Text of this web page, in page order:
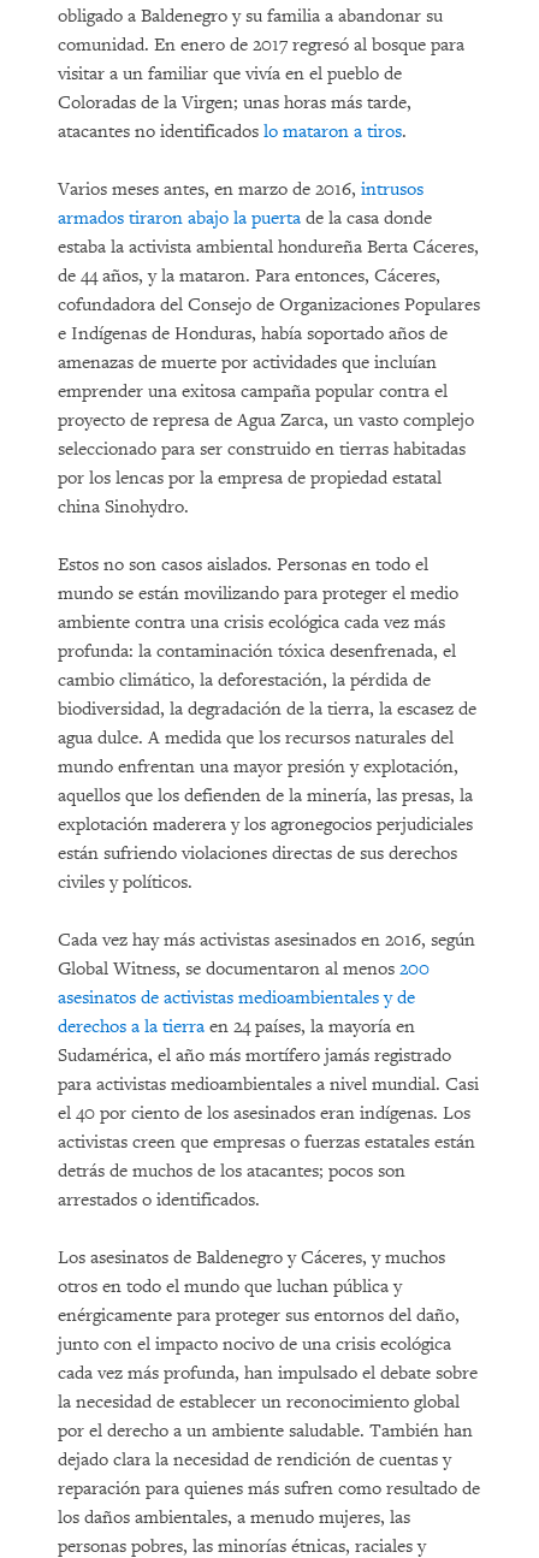
obligado a Baldenegro y su familia a abandonar su
comunidad. En enero de 2017 regresó al bosque para
visitar a un familiar que vivía en el pueblo de
Coloradas de la Virgen; unas horas más tarde,
atacantes no identificados lo mataron a tiros.
Varios meses antes, en marzo de 2016, intrusos
armados tiraron abajo la puerta de la casa donde
estaba la activista ambiental hondureña Berta Cáceres,
de 44 años, y la mataron. Para entonces, Cáceres,
cofundadora del Consejo de Organizaciones Populares
e Indígenas de Honduras, había soportado años de
amenazas de muerte por actividades que incluían
emprender una exitosa campaña popular contra el
proyecto de represa de Agua Zarca, un vasto complejo
seleccionado para ser construido en tierras habitadas
por los lencas por la empresa de propiedad estatal
china Sinohydro.
Estos no son casos aislados. Personas en todo el
mundo se están movilizando para proteger el medio
ambiente contra una crisis ecológica cada vez más
profunda: la contaminación tóxica desenfrenada, el
cambio climático, la deforestación, la pérdida de
biodiversidad, la degradación de la tierra, la escasez de
agua dulce. A medida que los recursos naturales del
mundo enfrentan una mayor presión y explotación,
aquellos que los defienden de la minería, las presas, la
explotación maderera y los agronegocios perjudiciales
están sufriendo violaciones directas de sus derechos
civiles y políticos.
Cada vez hay más activistas asesinados en 2016, según
Global Witness, se documentaron al menos 200
asesinatos de activistas medioambientales y de
derechos a la tierra en 24 países, la mayoría en
Sudamérica, el año más mortífero jamás registrado
para activistas medioambientales a nivel mundial. Casi
el 40 por ciento de los asesinados eran indígenas. Los
activistas creen que empresas o fuerzas estatales están
detrás de muchos de los atacantes; pocos son
arrestados o identificados.
Los asesinatos de Baldenegro y Cáceres, y muchos
otros en todo el mundo que luchan pública y
enérgicamente para proteger sus entornos del daño,
junto con el impacto nocivo de una crisis ecológica
cada vez más profunda, han impulsado el debate sobre
la necesidad de establecer un reconocimiento global
por el derecho a un ambiente saludable. También han
dejado clara la necesidad de rendición de cuentas y
reparación para quienes más sufren como resultado de
los daños ambientales, a menudo mujeres, las
personas pobres, las minorías étnicas, raciales y